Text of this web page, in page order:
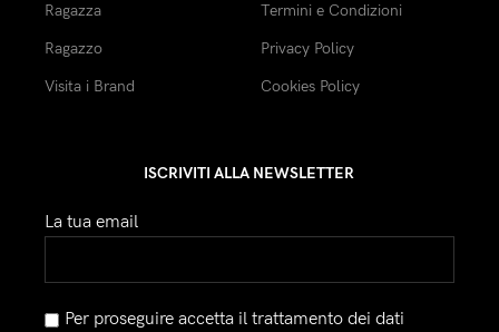
Ragazza
Ragazzo
Visita i Brand
Termini e Condizioni
Privacy Policy
Cookies Policy
ISCRIVITI ALLA NEWSLETTER
La tua email
Per proseguire accetta il trattamento dei dati